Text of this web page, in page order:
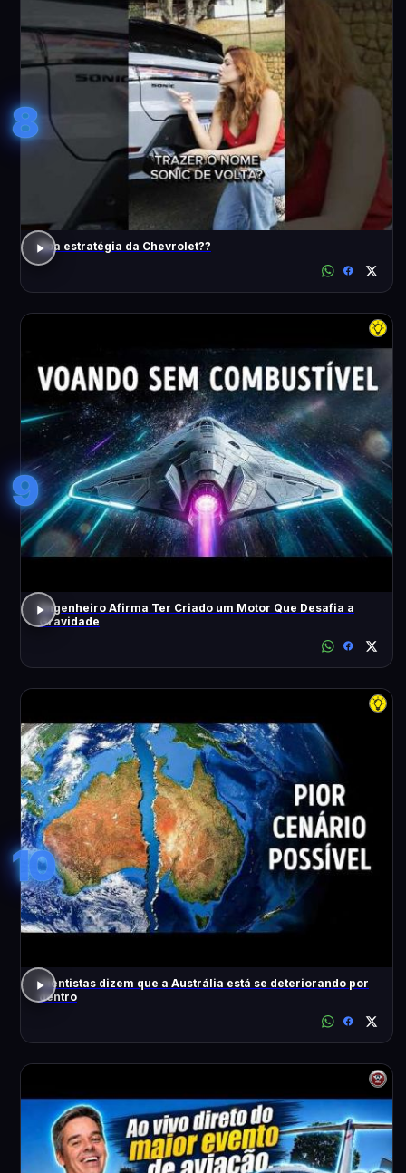
8
Boa estratégia da Chevrolet??
9
Engenheiro Afirma Ter Criado um Motor Que Desafia a
Gravidade
10
Cientistas dizem que a Austrália está se deteriorando por
dentro